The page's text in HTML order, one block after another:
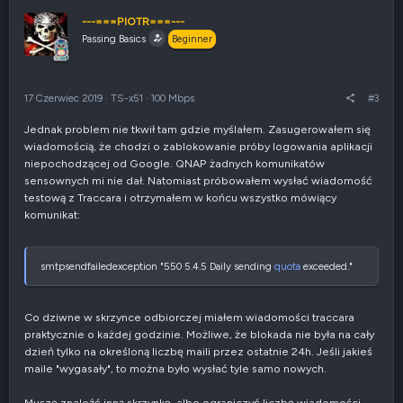
u
j
w
r
ę
e
g
a
t
y
w
---===PIOTR===---
Passing Basics Beginner
17 Czerwiec 2019 · TS-x51 · 100 Mbps #3
Jednak problem nie tkwił tam gdzie myślałem. Zasugerowałem się
wiadomością, że chodzi o zablokowanie próby logowania aplikacji
niepochodzącej od Google. QNAP żadnych komunikatów
sensownych mi nie dał. Natomiast próbowałem wysłać wiadomość
testową z Traccara i otrzymałem w końcu wszystko mówiący
komunikat:
smtpsendfailedexception "550 5.4.5 Daily sending quota exceeded."
Co dziwne w skrzynce odbiorczej miałem wiadomości traccara
praktycznie o każdej godzinie. Możliwe, że blokada nie była na cały
dzień tylko na określoną liczbę maili przez ostatnie 24h. Jeśli jakieś
maile "wygasały", to można było wysłać tyle samo nowych.